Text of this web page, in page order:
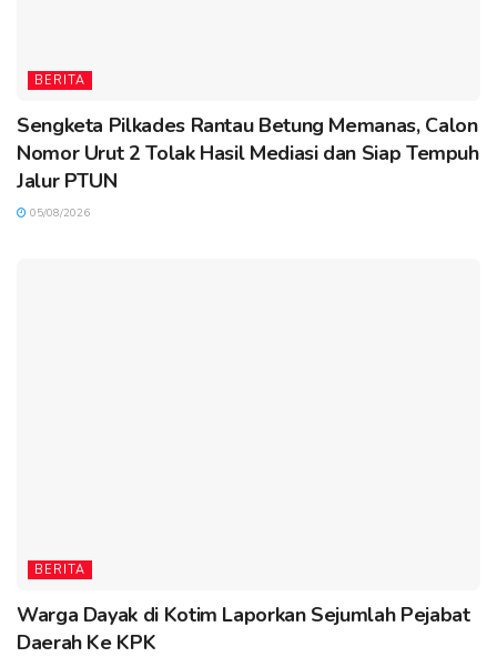
BERITA
Sengketa Pilkades Rantau Betung Memanas, Calon
Nomor Urut 2 Tolak Hasil Mediasi dan Siap Tempuh
Jalur PTUN
05/08/2026
BERITA
Warga Dayak di Kotim Laporkan Sejumlah Pejabat
Daerah Ke KPK